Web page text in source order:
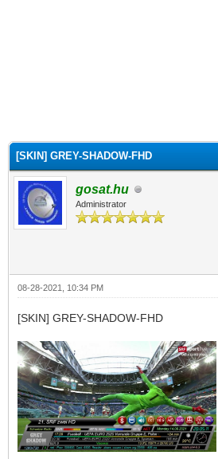
[SKIN] GREY-SHADOW-FHD
gosat.hu
Administrator
08-28-2021, 10:34 PM
[SKIN] GREY-SHADOW-FHD